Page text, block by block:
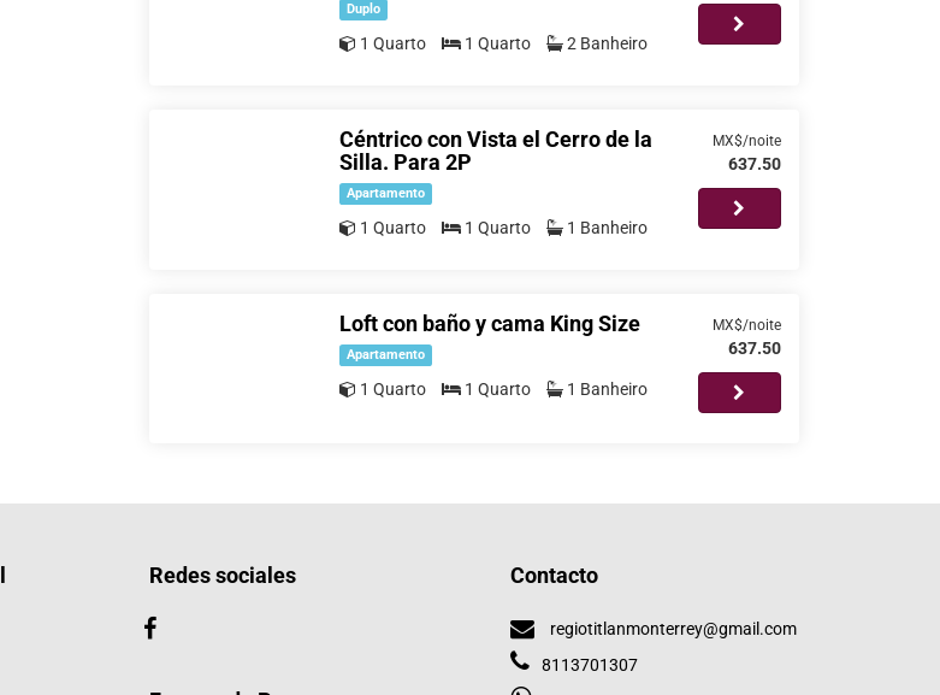
Duplo
1 Quarto 1 Quarto 2 Banheiro
Céntrico con Vista el Cerro de la
Silla. Para 2P
Apartamento
1 Quarto 1 Quarto 1 Banheiro
MX$/noite
637.50
Loft con baño y cama King Size
Apartamento
1 Quarto 1 Quarto 1 Banheiro
MX$/noite
637.50
Redes sociales Contacto
regiotitlanmonterrey@gmail.com
8113701307